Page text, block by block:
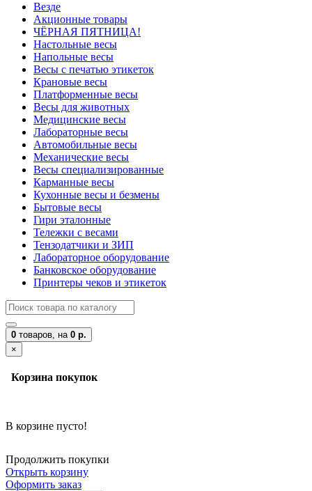
Везде
Акционные товары
ЧЁРНАЯ ПЯТНИЦА!
Настольные весы
Напольные весы
Весы с печатью этикеток
Крановые весы
Платформенные весы
Весы для животных
Медицинские весы
Лабораторные весы
Автомобильные весы
Механические весы
Весы специализированные
Карманные весы
Кухонные весы и безмены
Бытовые весы
Гири эталонные
Тележки с весами
Тензодатчики и ЗИП
Лабораторное оборудование
Банковское оборудование
Принтеры чеков и этикеток
0 товаров, на 0 р.
×
Корзина покупок
В корзине пусто!
Продолжить покупки
Открыть корзину
Оформить заказ